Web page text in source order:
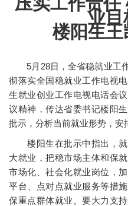
业目
楼阳生
5月28日，全省稳就业工作
彻落实全国稳就业工作电视
生就业创业工作电视电话会
议精神，传达省委书记楼阳
批示，分析当前就业形势，安
楼阳生在批示中指出，就
大就业，把稳市场主体和保
市场化、社会化就业岗位，
平台、点对点就业服务等措
保重点群体就业。要大力支